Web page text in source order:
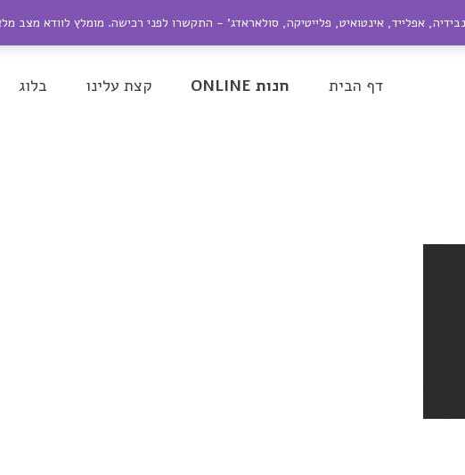
nir@dagesh.co.il
Facebook
Twitter
Google+
YouTube
דף הבית חנות ONLINE קצת עלינו בלוג
אפלייד, אינטואיט, פלייטיקה, סולאראדג' - התקשרו לפני רכישה. מומלץ לוודא מצב